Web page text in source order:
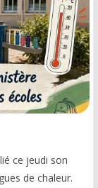
ce jeudi son
de chaleur.